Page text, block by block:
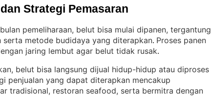
Strategi Pemasaran
pemeliharaan, belut bisa mulai dipanen, tergantung
serta metode budidaya yang diterapkan. Proses panen
jaring lembut agar belut tidak rusak.
belut bisa langsung dijual hidup-hidup atau diproses
penjualan yang dapat diterapkan mencakup
tradisional, restoran seafood, serta bermitra dengan